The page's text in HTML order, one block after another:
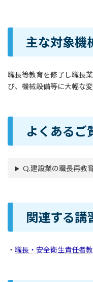
主な対象機
職長等教育を修了し職長
び、機械設備等に大幅な
よくあるご
Q.建設業の職長再教
関連する講
・ 職長・安全衛生責任者